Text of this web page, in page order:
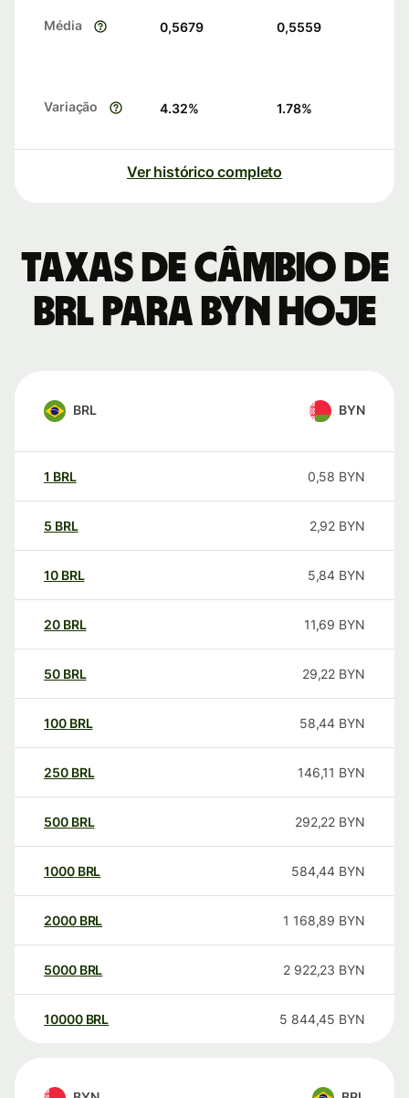
Média 0,5679 0,5559
Variação 4.32% 1.78%
Ver histórico completo
Taxas de câmbio de
BRL para BYN hoje
BRL BYN
1 BRL 0,58 BYN
5 BRL 2,92 BYN
10 BRL 5,84 BYN
20 BRL 11,69 BYN
50 BRL 29,22 BYN
100 BRL 58,44 BYN
250 BRL 146,11 BYN
500 BRL 292,22 BYN
1000 BRL 584,44 BYN
2000 BRL 1 168,89 BYN
5000 BRL 2 922,23 BYN
10000 BRL 5 844,45 BYN